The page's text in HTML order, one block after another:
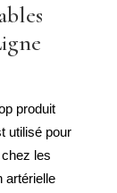
i
produit
utilisé pour
les
artérielle